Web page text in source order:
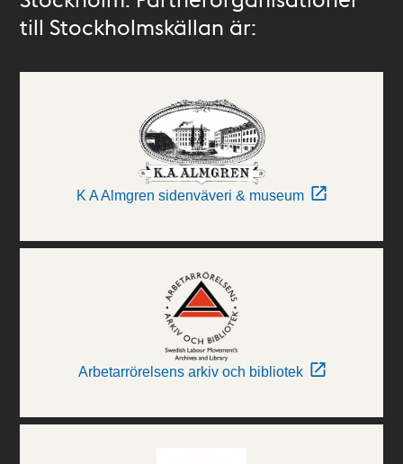
till Stockholmskällan är:
K A Almgren sidenväveri & museum
Arbetarrörelsens arkiv och bibliotek